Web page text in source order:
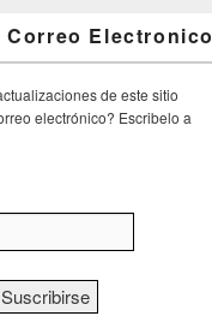
Electronico
de este sitio
electrónico? Escribelo a